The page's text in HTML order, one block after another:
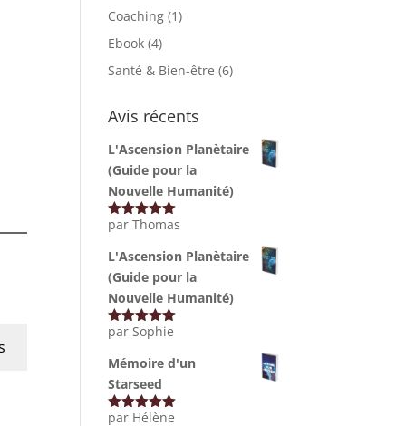
Coaching (1)
Ebook (4)
Santé & Bien-être (6)
Avis récents
L'Ascension Planètaire
(Guide pour la
Nouvelle Humanité)
Note 5sur
par Thomas
L'Ascension Planètaire
(Guide pour la
Nouvelle Humanité)
Note5sur
par Sophie
Mémoire d'un
Starseed
Note5sur
par Hélène